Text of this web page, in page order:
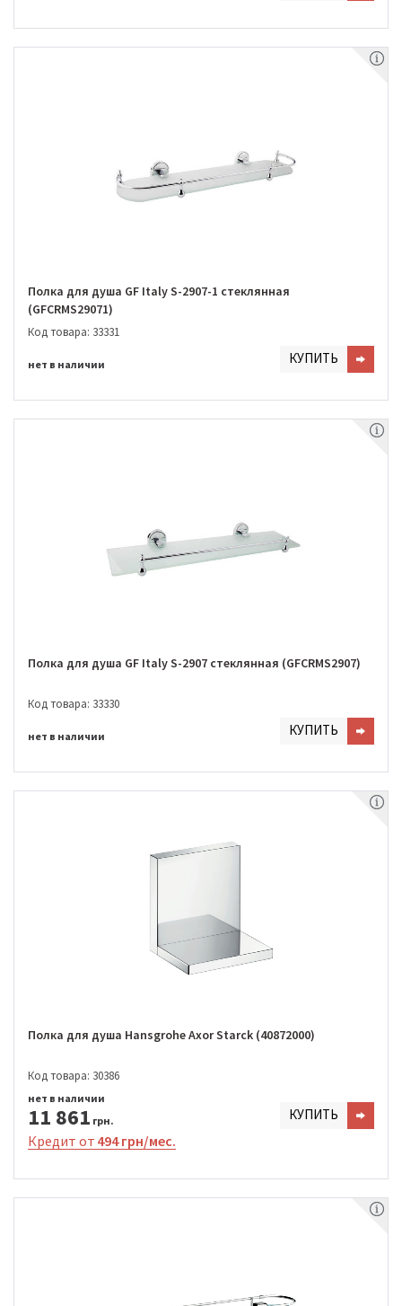
Полка для душа GF Italy S-2907-1 стеклянная
(GFCRMS29071)
Код товара: 33331
нет в наличии КУПИТЬ
Полка для душа GF Italy S-2907 стеклянная (GFCRMS2907)
Код товара: 33330
нет в наличии КУПИТЬ
Полка для душа Hansgrohe Axor Starck (40872000)
Код товара: 30386
11 861 грн.
нет в наличии
КУПИТЬ
Кредит от 494 грн/мес.